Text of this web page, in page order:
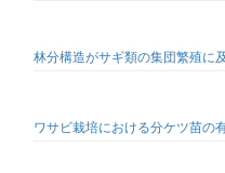
林分構造がサギ類の集団繁殖に
ワサビ栽培における分ケツ苗の